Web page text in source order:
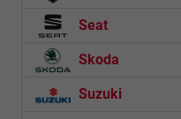
Seat
Skoda
Suzuki